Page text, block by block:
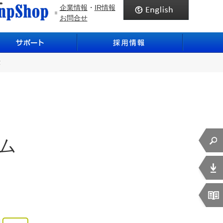
企業情報 ・ IR情報
お問合せ